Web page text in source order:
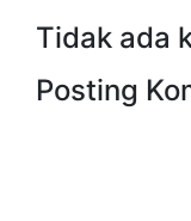
Tidak ada
Posting